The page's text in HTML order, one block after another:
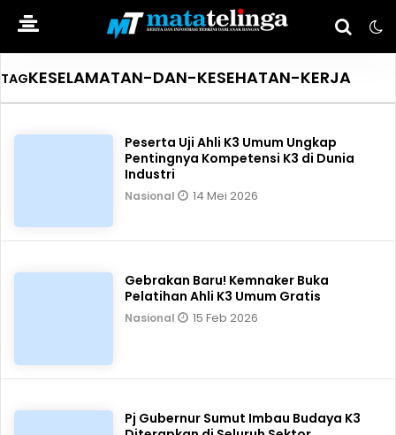
TAGKESELAMATAN-DAN-KESEHATAN-KERJA
Peserta Uji Ahli K3 Umum Ungkap
Pentingnya Kompetensi K3 di Dunia
Industri
Nasional 14 Mei 2026
Gebrakan Baru! Kemnaker Buka
Pelatihan Ahli K3 Umum Gratis
Nasional 15 Feb 2026
Pj Gubernur Sumut Imbau Budaya K3